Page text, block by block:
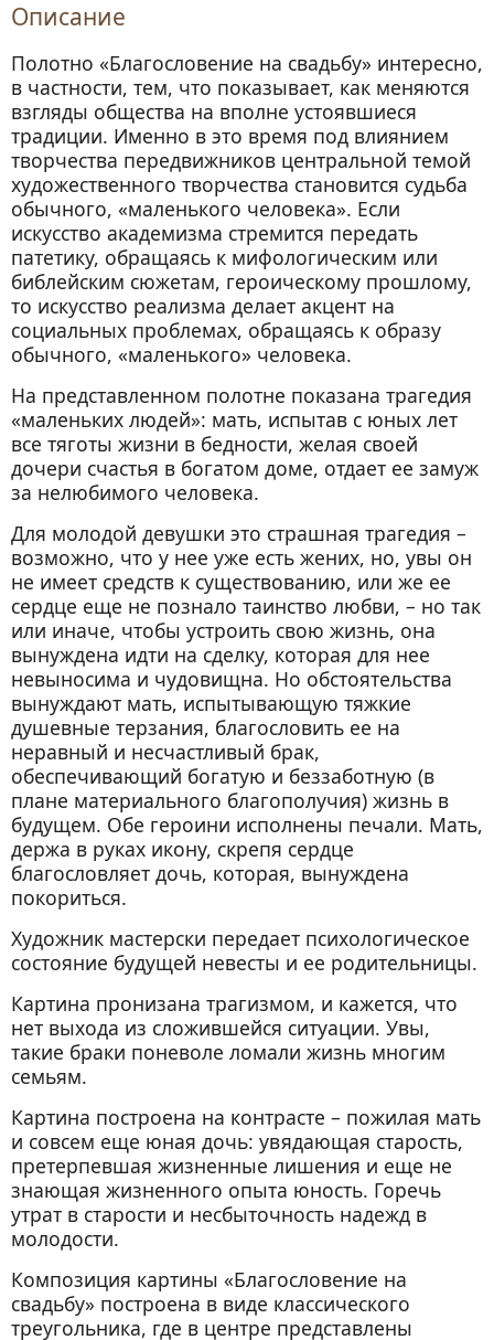
Описание
Полотно «Благословение на свадьбу» интересно,
в частности, тем, что показывает, как меняются
взгляды общества на вполне устоявшиеся
традиции. Именно в это время под влиянием
творчества передвижников центральной темой
художественного творчества становится судьба
обычного, «маленького человека». Если
искусство академизма стремится передать
патетику, обращаясь к мифологическим или
библейским сюжетам, героическому прошлому,
то искусство реализма делает акцент на
социальных проблемах, обращаясь к образу
обычного, «маленького» человека.
На представленном полотне показана трагедия
«маленьких людей»: мать, испытав с юных лет
все тяготы жизни в бедности, желая своей
дочери счастья в богатом доме, отдает ее замуж
за нелюбимого человека.
Для молодой девушки это страшная трагедия –
возможно, что у нее уже есть жених, но, увы он
не имеет средств к существованию, или же ее
сердце еще не познало таинство любви, – но так
или иначе, чтобы устроить свою жизнь, она
вынуждена идти на сделку, которая для нее
невыносима и чудовищна. Но обстоятельства
вынуждают мать, испытывающую тяжкие
душевные терзания, благословить ее на
неравный и несчастливый брак,
обеспечивающий богатую и беззаботную (в
плане материального благополучия) жизнь в
будущем. Обе героини исполнены печали. Мать,
держа в руках икону, скрепя сердце
благословляет дочь, которая, вынуждена
покориться.
Художник мастерски передает психологическое
состояние будущей невесты и ее родительницы.
Картина пронизана трагизмом, и кажется, что
нет выхода из сложившейся ситуации. Увы,
такие браки поневоле ломали жизнь многим
семьям.
Картина построена на контрасте – пожилая мать
и совсем еще юная дочь: увядающая старость,
претерпевшая жизненные лишения и еще не
знающая жизненного опыта юность. Горечь
утрат в старости и несбыточность надежд в
молодости.
Композиция картины «Благословение на
свадьбу» построена в виде классического
треугольника, где в центре представлены